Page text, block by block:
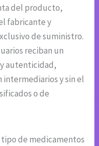
del producto,
fabricante y
de suministro.
reciban un
autenticidad,
y sin el
o de
de medicamentos